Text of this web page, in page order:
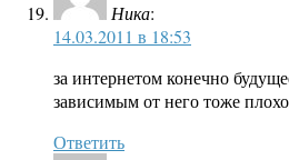
Ника:
14.03.2011 в 18:53
за интернетом конечно
зависимым от него тоже плохо
Ответить